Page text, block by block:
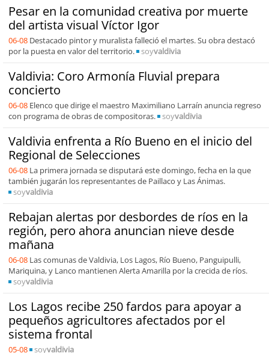
Pesar en la comunidad creativa por muerte
del artista visual Víctor Igor
06-08 Destacado pintor y muralista falleció el martes. Su obra destacó
por la puesta en valor del territorio.
soyvaldivia
Valdivia: Coro Armonía Fluvial prepara
concierto
06-08 Elenco que dirige el maestro Maximiliano Larraín anuncia regreso
con programa de obras de compositoras.
soyvaldivia
Valdivia enfrenta a Río Bueno en el inicio del
Regional de Selecciones
06-08 La primera jornada se disputará este domingo, fecha en la que
también jugarán los representantes de Paillaco y Las Ánimas.
soyvaldivia
Rebajan alertas por desbordes de ríos en la
región, pero ahora anuncian nieve desde
mañana
06-08 Las comunas de Valdivia, Los Lagos, Río Bueno, Panguipulli,
Mariquina, y Lanco mantienen Alerta Amarilla por la crecida de ríos.
soyvaldivia
Los Lagos recibe 250 fardos para apoyar a
pequeños agricultores afectados por el
sistema frontal
05-08 soyvaldivia